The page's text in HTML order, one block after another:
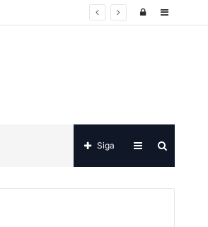
Sidebar
Log
por
Sidebar
Siga